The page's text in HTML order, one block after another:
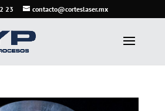
23 contacto@corteslaser.mx